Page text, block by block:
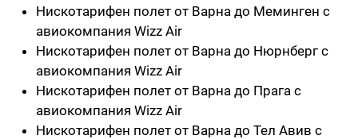
Нискотарифен полет от Варна до Меминген с
авиокомпания Wizz Air
Нискотарифен полет от Варна до Нюрнберг с
авиокомпания Wizz Air
Нискотарифен полет от Варна до Прага с
авиокомпания Wizz Air
Нискотарифен полет от Варна до Тел Авив с